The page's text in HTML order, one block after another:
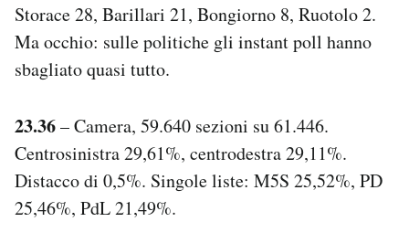
Storace 28, Barillari 21, Bongiorno 8, Ruotolo 2.
Ma occhio: sulle politiche gli instant poll hanno
sbagliato quasi tutto.
23.36– Camera, 59.640 sezioni su 61.446.
Centrosinistra 29,61%, centrodestra 29,11%.
Distacco di 0,5%. Singole liste: M5S 25,52%, PD
25,46%, PdL 21,49%.